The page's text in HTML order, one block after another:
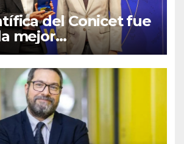
del Conicet fue
mejor
del mundo
investigación
agrícola